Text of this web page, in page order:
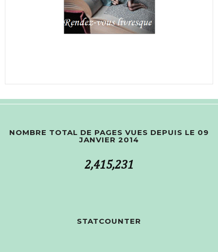
NOMBRE TOTAL DE PAGES VUES DEPUIS LE 09
JANVIER 2014
2,415,231
STATCOUNTER